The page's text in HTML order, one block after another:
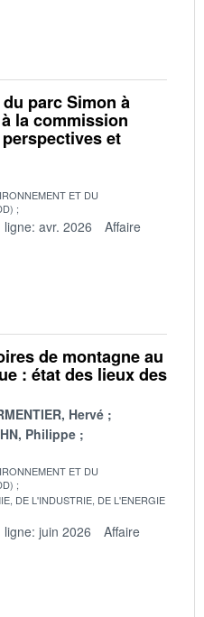
parc Simon à
la commission
et
ET DU
ligne: avr. 2026
Affaire
de montagne au
: état des lieux des
Hervé
Philippe
ET DU
DE L'INDUSTRIE, DE L'ENERGIE
ligne: juin 2026
Affaire